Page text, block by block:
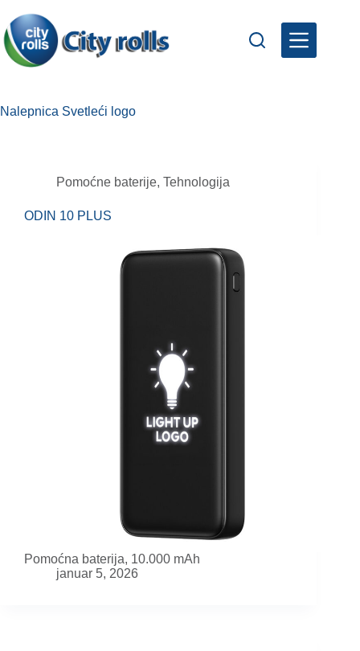
content
Nalepnica Svetleći logo
Pomoćne baterije, Tehnologija
ODIN 10 PLUS
Pomoćna baterija, 10.000 mAh
januar 5, 2026